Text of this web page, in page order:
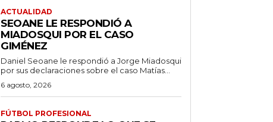
ACTUALIDAD
SEOANE LE RESPONDIÓ A
MIADOSQUI POR EL CASO
GIMÉNEZ
Daniel Seoane le respondió a Jorge Miadosqui
por sus declaraciones sobre el caso Matías...
6 agosto, 2026
FÚTBOL PROFESIONAL